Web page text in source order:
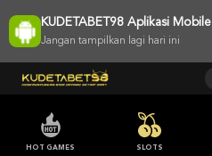
KUDETABET98 Aplikasi Mobile
Jangan tampilkan lagi hari ini
HOT GAMES SLOTS